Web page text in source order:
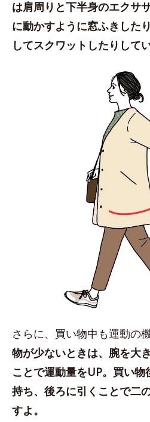
は肩周りと下半身のエクサ
に動かすように窓ふきした
してスクワットしたりしてい
さらに、買い物中も運動の
物が少ないときは、腕を大
ことで運動量をUP。買い
持ち、後ろに引くことで二
すよ。